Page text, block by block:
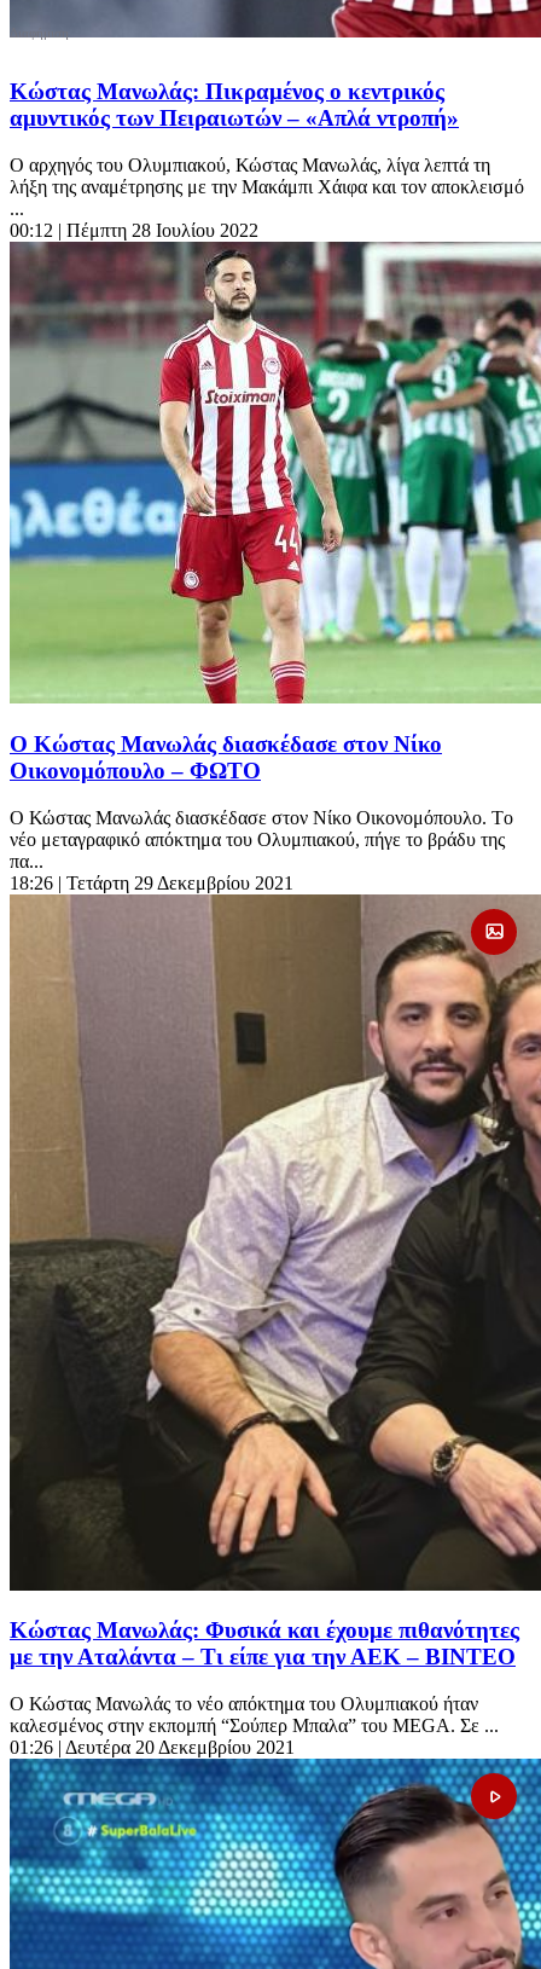
Κώστας Μανωλάς: Πικραμένος ο κεντρικός
αμυντικός των Πειραιωτών – «Απλά ντροπή»
Ο αρχηγός του Ολυμπιακού, Κώστας Μανωλάς, λίγα λεπτά τη
λήξη της αναμέτρησης με την Μακάμπι Χάιφα και τον αποκλεισμό
...
00:12 | Πέμπτη 28 Ιουλίου 2022
Ο Κώστας Μανωλάς διασκέδασε στον Νίκο
Οικονομόπουλο – ΦΩΤΟ
Ο Κώστας Μανωλάς διασκέδασε στον Νίκο Οικονομόπουλo. Tο
νέο μεταγραφικό απόκτημα του Ολυμπιακού, πήγε το βράδυ της
πα...
18:26 | Τετάρτη 29 Δεκεμβρίου 2021
Κώστας Μανωλάς: Φυσικά και έχουμε πιθανότητες
με την Αταλάντα – Τι είπε για την ΑΕΚ – ΒΙΝΤΕΟ
Ο Κώστας Μανωλάς το νέο απόκτημα του Ολυμπιακού ήταν
καλεσμένος στην εκπομπή “Σούπερ Μπαλα” του MEGA. Σε ...
01:26 | Δευτέρα 20 Δεκεμβρίου 2021